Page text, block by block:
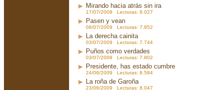
Mirando hacia atrás sin ira
17/07/2009 Lecturas: 8.027
Pasen y vean
08/07/2009 Lecturas: 7.852
La derecha cainita
03/07/2009 Lecturas: 7.744
Puños como verdades
03/07/2009 Lecturas: 7.802
Presidente, has estado cumbre
24/06/2009 Lecturas: 8.584
La roña de Garoña
23/06/2009 Lecturas: 8.047